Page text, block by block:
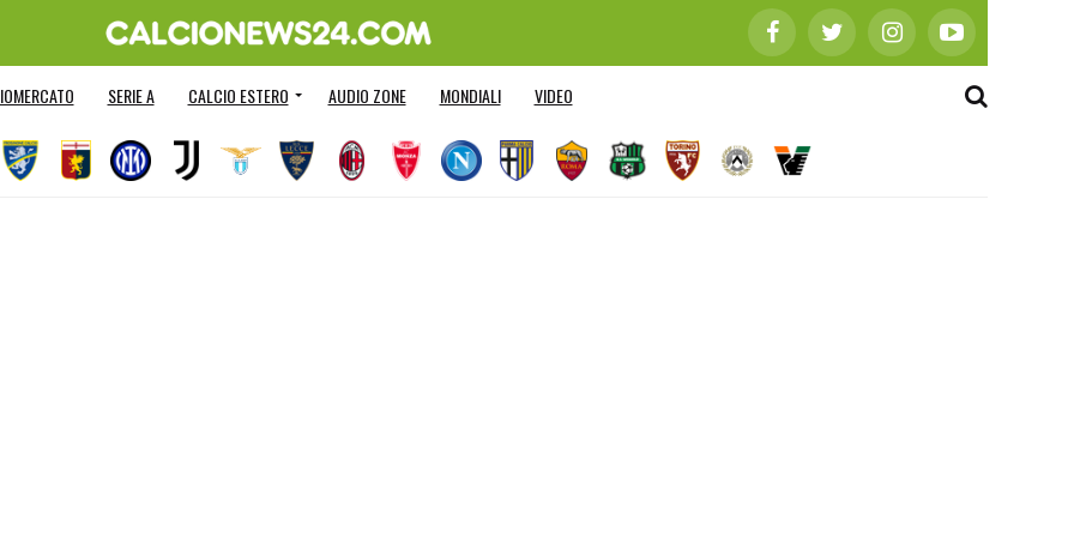
SERIE A CALCIO ESTERO AUDIO ZONE MONDIALI VIDEO